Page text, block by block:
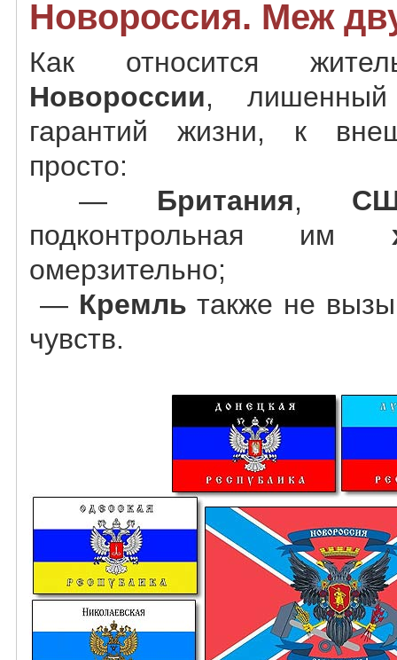
Новороссия. Меж
Как относится
Новороссии,
гарантий жизни, к
просто:
— Британия,
подконтрольная им
омерзительно;
— Кремль также не
чувств.